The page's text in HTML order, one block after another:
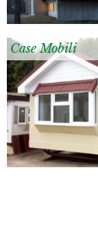
Case Mobili